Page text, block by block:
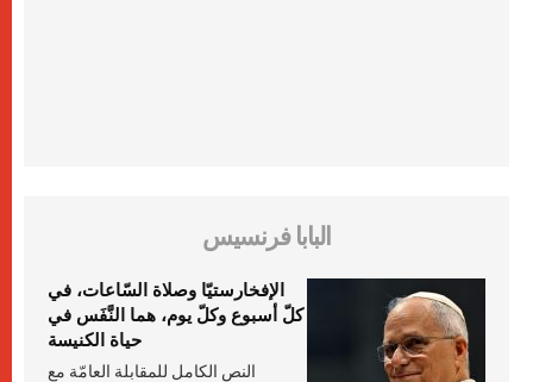
البابا فرنسيس
الإفخارستيّا وصلاة السّاعات، في
كلّ أسبوع وكلّ يوم، هما النَّفَس في
حياة الكنيسة
النص الكامل للمقابلة العامّة مع